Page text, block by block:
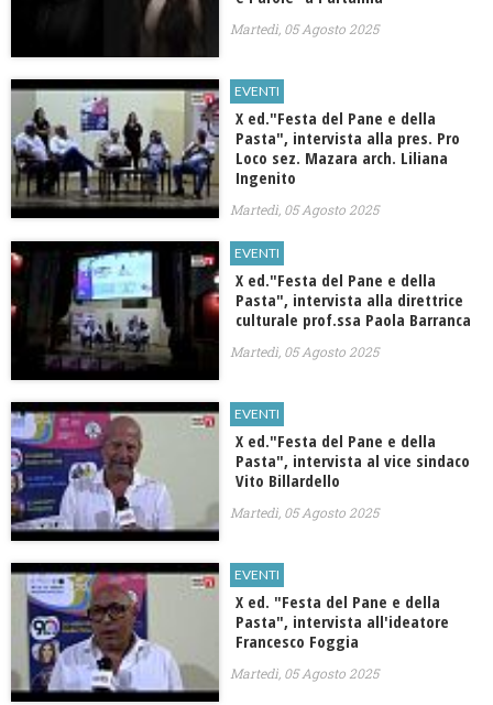
Martedì, 05 Agosto 2025
EVENTI
X ed."Festa del Pane e della
Pasta", intervista alla pres. Pro
Loco sez. Mazara arch. Liliana
Ingenito
Martedì, 05 Agosto 2025
EVENTI
X ed."Festa del Pane e della
Pasta", intervista alla direttrice
culturale prof.ssa Paola Barranca
Martedì, 05 Agosto 2025
EVENTI
X ed."Festa del Pane e della
Pasta", intervista al vice sindaco
Vito Billardello
Martedì, 05 Agosto 2025
EVENTI
X ed. "Festa del Pane e della
Pasta", intervista all'ideatore
Francesco Foggia
Martedì, 05 Agosto 2025